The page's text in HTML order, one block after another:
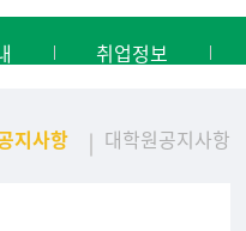
취업정보
지사항 대학원공지사항